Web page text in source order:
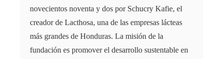
novecientos noventa y dos por Schucry Kafie, el
creador de Lacthosa, una de las empresas lácteas
más grandes de Honduras. La misión de la
fundación es promover el desarrollo sustentable en